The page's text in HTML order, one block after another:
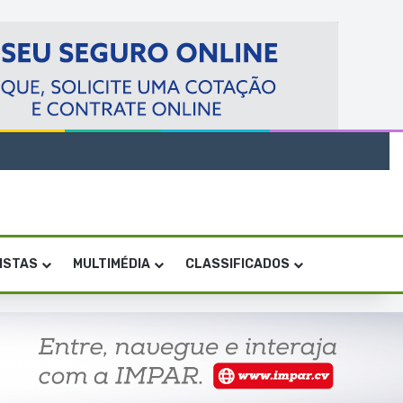
MULTIMÉDIA CLASSIFICADOS